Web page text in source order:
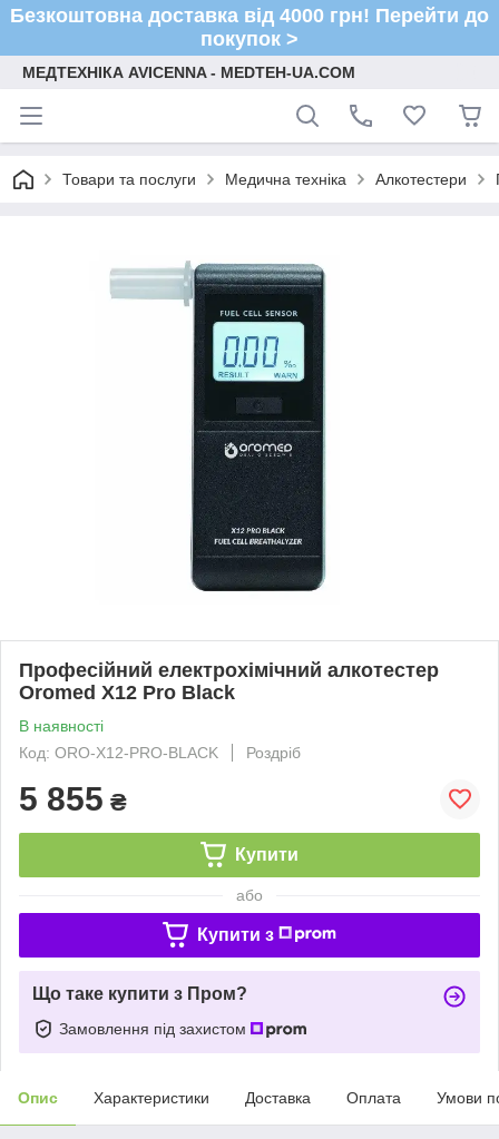
Безкоштовна доставка від 4000 грн! Перейти до
покупок >
МЕДТЕХНІКА AVICENNA - MEDTEH-UA.COM
Товари та послуги Медична техніка Алкотестери
Професійний електрохімічний алкотестер
Oromed X12 Pro Black
В наявності
Код: ORO-X12-PRO-BLACK
Роздріб
5 855 ₴
Купити
або
Купити з
Що таке купити з Пром?
Замовлення під захистом
Опис Характеристики Доставка Оплата Умови